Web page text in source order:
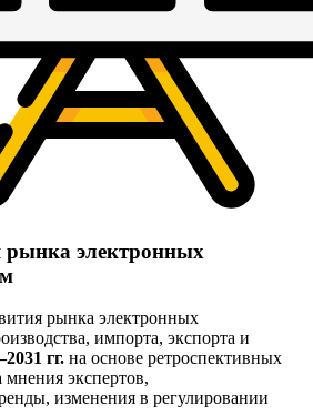
рынка электронных
рынка электронных
импорта, экспорта и
гг. на основе ретроспективных
экспертов,
изменения в регулировании